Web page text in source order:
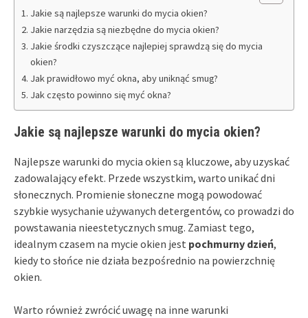
Jakie są najlepsze warunki do mycia okien?
Jakie narzędzia są niezbędne do mycia okien?
Jakie środki czyszczące najlepiej sprawdzą się do mycia
okien?
Jak prawidłowo myć okna, aby uniknąć smug?
Jak często powinno się myć okna?
Jakie są najlepsze warunki do mycia okien?
Najlepsze warunki do mycia okien są kluczowe, aby uzyskać
zadowalający efekt. Przede wszystkim, warto unikać dni
słonecznych. Promienie słoneczne mogą powodować
szybkie wysychanie używanych detergentów, co prowadzi do
powstawania nieestetycznych smug. Zamiast tego,
idealnym czasem na mycie okien jest pochmurny dzień,
kiedy to słońce nie działa bezpośrednio na powierzchnię
okien.
Warto również zwrócić uwagę na inne warunki